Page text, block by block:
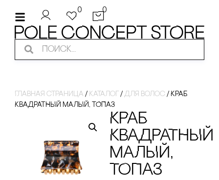
0 0
Главная страница / Каталог / Для волос / КРАБ
КВАДРАТНЫЙ МАЛЫЙ, ТОПАЗ
КРАБ
КВАДРАТНЫЙ
МАЛЫЙ,
ТОПАЗ